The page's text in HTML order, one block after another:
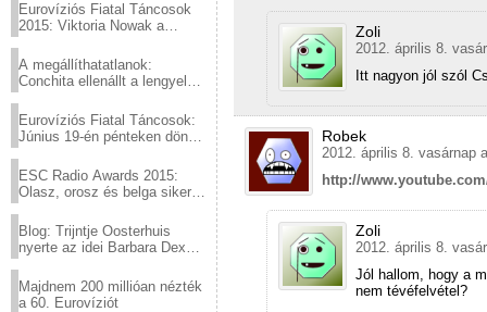
Eurovíziós Fiatal Táncosok
2015: Viktoria Nowak a
A megállíthatatlanok:
Conchita ellenállt a lengyel
Eurovíziós Fiatal Táncosok:
Június 19-én pénteken döntő
ESC Radio Awards 2015:
Olasz, orosz és belga siker,
Blog: Trijntje Oosterhuis
nyerte az idei Barbara Dex
Majdnem 200 millióan nézték
a 60. Eurovíziót
Zoli
2012. április 8.
Itt nagyon jól szól
Robek
2012. április 8. vasárnap
http://
Zoli
2012. április 8.
Jól hallom, hogy a
nem tévéfelvétel?